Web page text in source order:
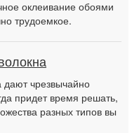
оклеивание обоями
трудоемкое.
дают чрезвычайно
придет время решать,
разных типов вы